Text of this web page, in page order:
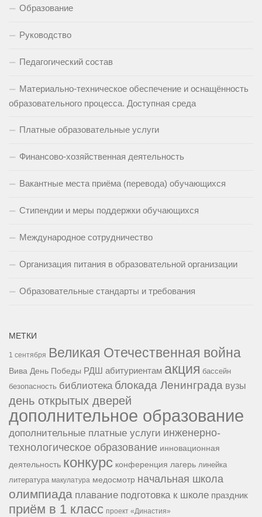
Образование
Руководство
Педагогический состав
Материально-техническое обеспечение и оснащённость
образовательного процесса. Доступная среда
Платные образовательные услуги
Финансово-хозяйственная деятельность
Вакантные места приёма (перевода) обучающихся
Стипендии и меры поддержки обучающихся
Международное сотрудничество
Организация питания в образовательной организации
Образовательные стандарты и требования
МЕТКИ
1 сентября Великая Отечественная война
Вива День Победы РДШ абитуриентам акция бассейн
безопасность библиотека блокада Ленинграда вузы
день открытых дверей
дополнительное образование
дополнительные платные услуги инженерно-
технологическое образование инновационная
деятельность конкурс конференция лагерь линейка
литература макулатура медосмотр начальная школа
олимпиада плавание подготовка к школе праздник
приём в 1 класс проект «Династия»